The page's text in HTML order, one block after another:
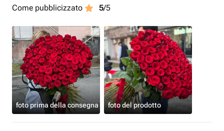
Come pubblicizzato
5/5
foto prima della consegna foto del prodotto